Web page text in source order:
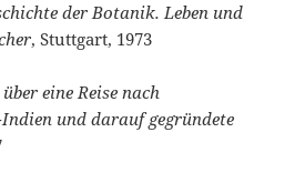
der Botanik. Leben und
, Stuttgart, 1973
eine Reise nach
und darauf gegründete